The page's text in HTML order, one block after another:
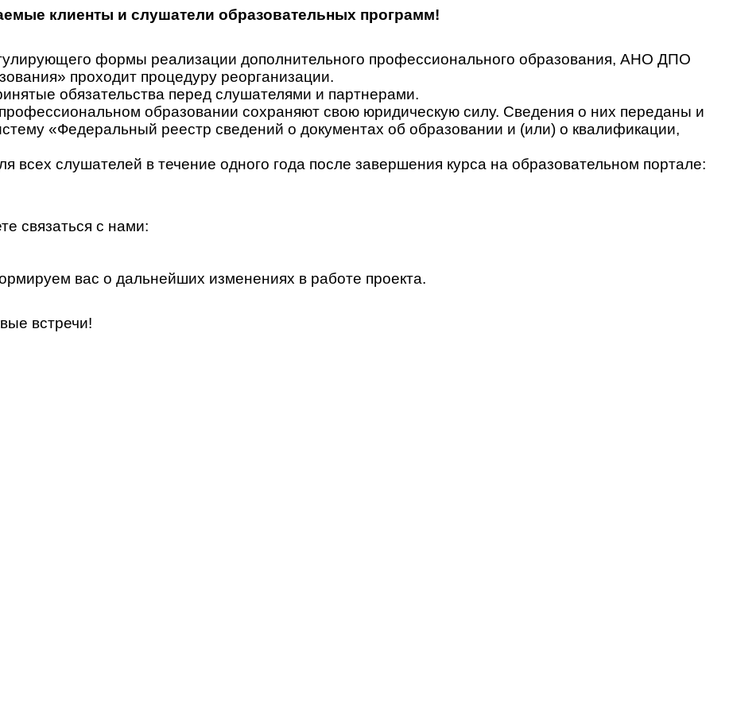
клиенты и слушатели образовательных программ!
формы реализации дополнительного профессионального образования, АНО ДПО
проходит процедуру реорганизации.
обязательства перед слушателями и партнерами.
образовании сохраняют свою юридическую силу. Сведения о них переданы и
«Федеральный реестр сведений о документах об образовании и (или) о квалификации,
всех слушателей в течение одного года после завершения курса на образовательном портале:
связаться с нами:
вас о дальнейших изменениях в работе проекта.
встречи!